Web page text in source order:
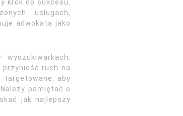
krok do sukcesu.
usługach,
adwokata jako
ruch na
targetowane, aby
pamiętać o
jak najlepszy